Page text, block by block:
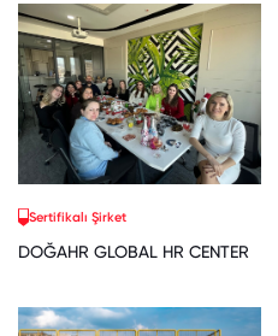
Sertifikalı Şirket
DOĞAHR GLOBAL HR CENTER